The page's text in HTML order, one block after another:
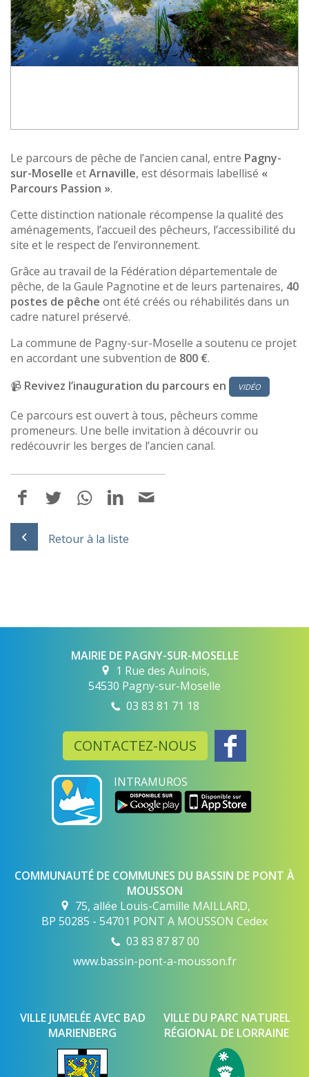
Le parcours de pêche de l’ancien canal, entre Pagny-
sur-Moselle etArnaville, est désormais labellisé «
Parcours Passion ».
Cette distinction nationale récompense la qualité des
aménagements, l’accueil des pêcheurs, l’accessibilité du
site et le respect de l’environnement.
Grâce au travail de la Fédération départementale de
pêche, de la Gaule Pagnotine et de leurs partenaires, 40
postes de pêche ont été créés ou réhabilités dans un
cadre naturel préservé.
La commune de Pagny-sur-Moselle a soutenu ce projet
en accordant une subvention de 800 €.
📹 Revivez l’inauguration du parcours en VIDÉO
Ce parcours est ouvert à tous, pêcheurs comme
promeneurs. Une belle invitation à découvrir ou
redécouvrir les berges de l’ancien canal.
Retour à la liste
MAIRIE DE PAGNY-SUR-MOSELLE
1 Rue des Aulnois,
54530 Pagny-sur-Moselle
03 83 81 71 18
CONTACTEZ-NOUS
INTRAMUROS
COMMUNAUTÉ DE COMMUNES DU BASSIN DE PONT À
MOUSSON
75, allée Louis-Camille MAILLARD,
BP 50285 - 54701 PONT A MOUSSON Cedex
03 83 87 87 00
www.bassin-pont-a-mousson.fr
VILLE JUMELÉE AVEC BAD
MARIENBERG
VILLE DU PARC NATUREL
RÉGIONAL DE LORRAINE